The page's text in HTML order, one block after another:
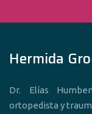
Hermida
Dr. Elías
ortopedista y